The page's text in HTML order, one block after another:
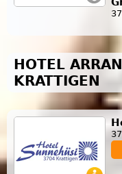
HOTEL
KRATTIGEN